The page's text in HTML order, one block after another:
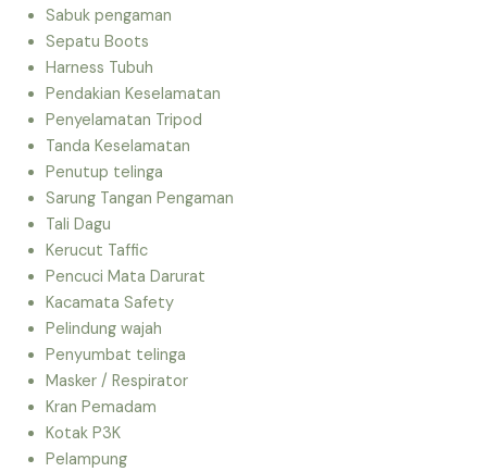
Sabuk pengaman
Sepatu Boots
Harness Tubuh
Pendakian Keselamatan
Penyelamatan Tripod
Tanda Keselamatan
Penutup telinga
Sarung Tangan Pengaman
Tali Dagu
Kerucut Taffic
Pencuci Mata Darurat
Kacamata Safety
Pelindung wajah
Penyumbat telinga
Masker / Respirator
Kran Pemadam
Kotak P3K
Pelampung